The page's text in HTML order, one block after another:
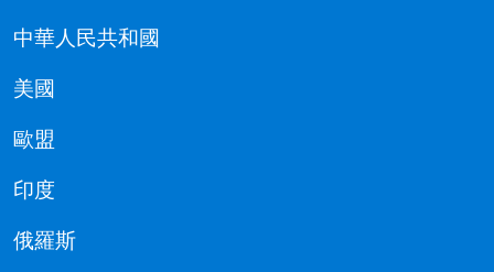
中華人民共和國
美國
歐盟
印度
俄羅斯